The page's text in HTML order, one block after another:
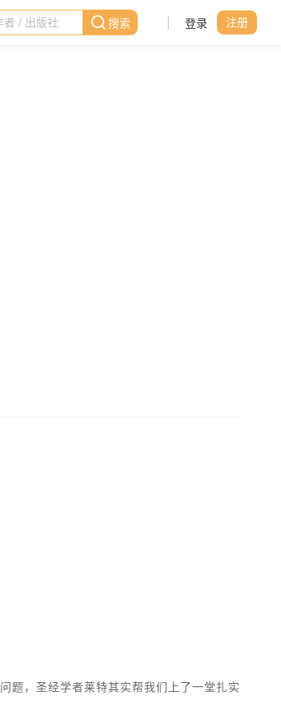
登录 注册
题，圣经学者莱特其实帮我们上了一堂扎实